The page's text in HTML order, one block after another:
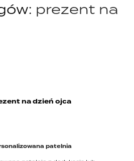
prezent na
na dzień ojca
patelnia